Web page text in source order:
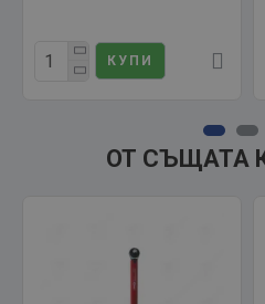
КУПИ
ОТ СЪЩАТА